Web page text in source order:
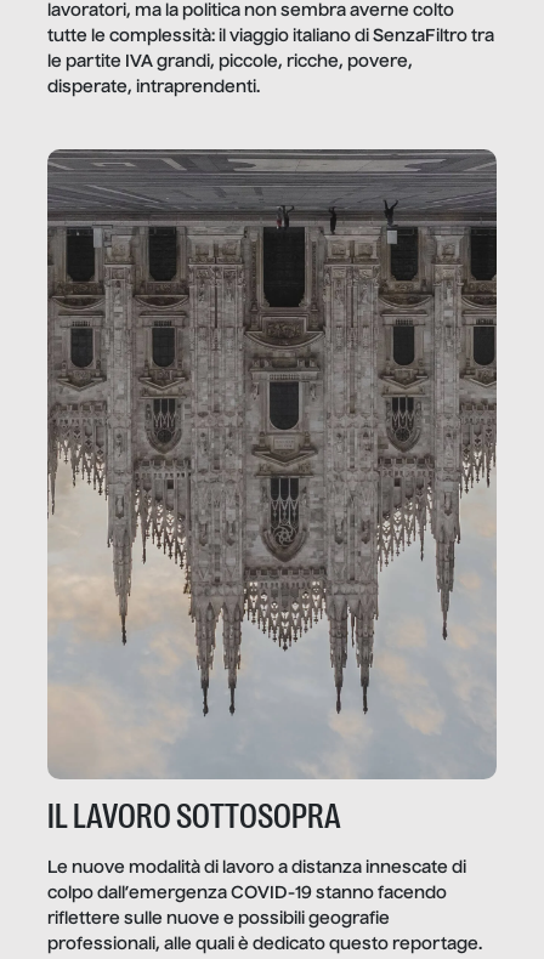
lavoratori, ma la politica non sembra averne colto
tutte le complessità: il viaggio italiano di SenzaFiltro tra
le partite IVA grandi, piccole, ricche, povere,
disperate, intraprendenti.
IL LAVORO SOTTOSOPRA
Le nuove modalità di lavoro a distanza innescate di
colpo dall’emergenza COVID-19 stanno facendo
riflettere sulle nuove e possibili geografie
professionali, alle quali è dedicato questo reportage.